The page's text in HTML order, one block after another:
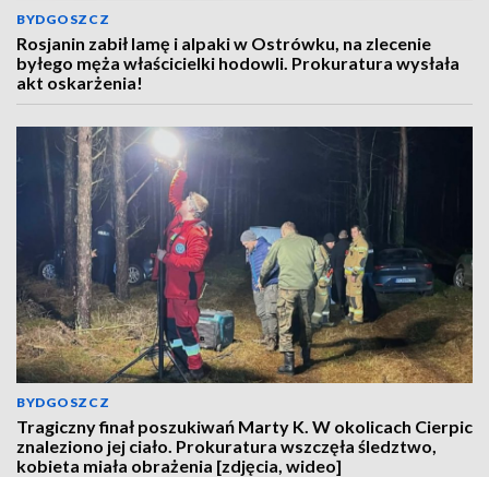
BYDGOSZCZ
Rosjanin zabił lamę i alpaki w Ostrówku, na zlecenie
byłego męża właścicielki hodowli. Prokuratura wysłała
akt oskarżenia!
BYDGOSZCZ
Tragiczny finał poszukiwań Marty K. W okolicach Cierpic
znaleziono jej ciało. Prokuratura wszczęła śledztwo,
kobieta miała obrażenia [zdjęcia, wideo]